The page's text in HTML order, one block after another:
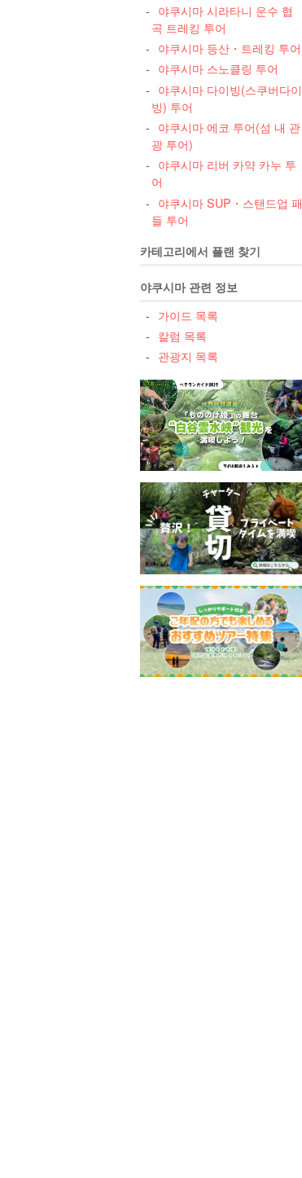
야쿠시마 시라타니 운수 협
곡 트레킹 투어
야쿠시마 등산・트레킹 투어
야쿠시마 스노클링 투어
야쿠시마 다이빙(스쿠버다이
빙) 투어
야쿠시마 에코 투어(섬 내 관
광 투어)
야쿠시마 리버 카약 카누 투
어
야쿠시마 SUP・스탠드업 패
들 투어
카테고리에서 플랜 찾기
야쿠시마 관련 정보
가이드 목록
칼럼 목록
관광지 목록